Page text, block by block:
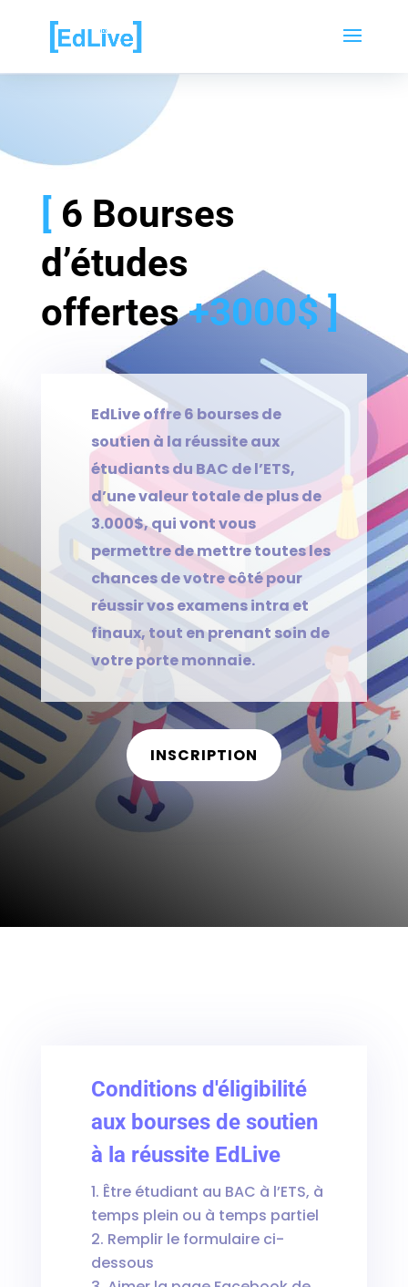
[ 6 Bourses
d’études
offertes+3000$ ]
EdLive offre 6 bourses de
soutien à la réussite aux
étudiants du BAC de l’ETS,
d’une valeur totale de plus de
3.000$, qui vont vous
permettre de mettre toutes les
chances de votre côté pour
réussir vos examens intra et
finaux, tout en prenant soin de
votre porte monnaie.
INSCRIPTION
Conditions d'éligibilité
aux bourses de soutien
à la réussite EdLive
Être étudiant au BAC à l’ETS, à
temps plein ou à temps partiel
Remplir le formulaire ci-
dessous